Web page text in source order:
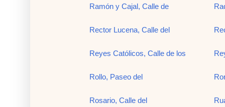
Ramón y Cajal, Calle de
Rector Lucena, Calle del
Reyes Católicos, Calle de los
Rollo, Paseo del
Rosario, Calle del